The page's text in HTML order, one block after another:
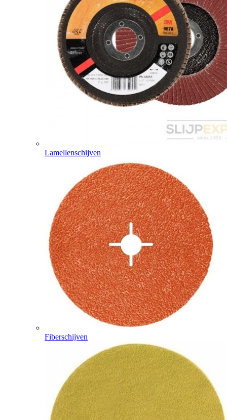
Lamellenschijven
Fiberschijven